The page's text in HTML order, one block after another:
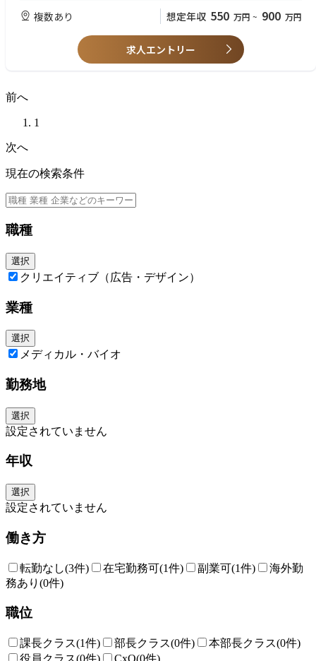
・CRA経験
・MR※Medical Representative（医薬情報担当者）
複数あり 想定年収 550 万円 ~ 900 万円
求人エントリー
前へ
1
次へ
現在の検索条件
職種
選択
クリエイティブ（広告・デザイン）
業種
選択
メディカル・バイオ
勤務地
選択
設定されていません
年収
選択
設定されていません
働き方
転勤なし(3件) 在宅勤務可(1件) 副業可(1件)
海外勤
務あり (0件)
職位
課長クラス(1件) 部長クラス(0件) 本部長クラス(0件)
役員クラス(0件) CxO(0件)